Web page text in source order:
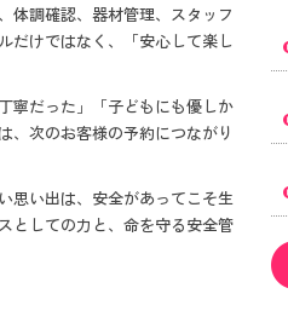
体調確認、器材管理、スタッフ
だけではなく、「安心して楽し
寧だった」「子どもにも優しか
、次のお客様の予約につながり
思い出は、安全があってこそ生
としての力と、命を守る安全管